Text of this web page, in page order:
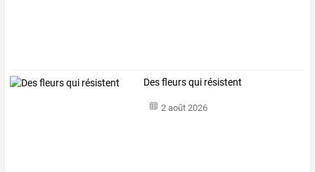
Des fleurs qui résistent
2 août 2026